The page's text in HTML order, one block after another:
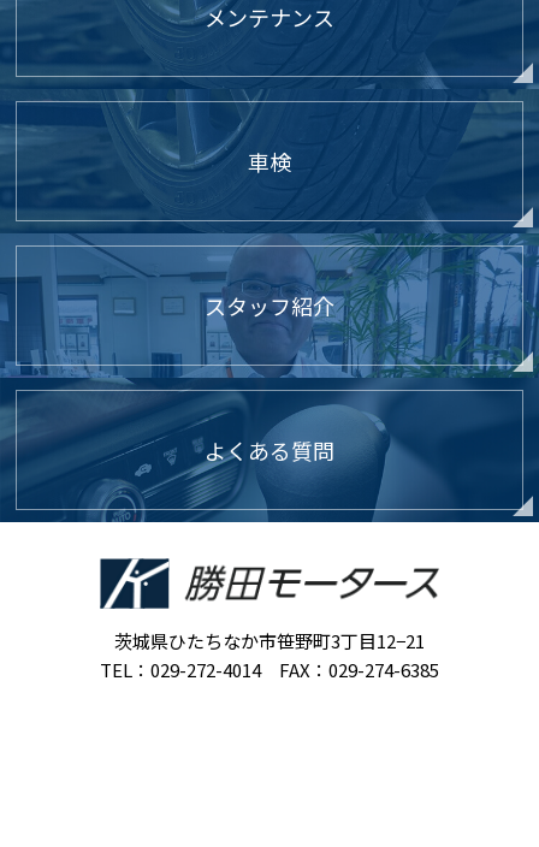
メンテナンス
車検
スタッフ紹介
よくある質問
茨城県ひたちなか市笹野町3丁目12−21
TEL：029-272-4014 FAX：029-274-6385